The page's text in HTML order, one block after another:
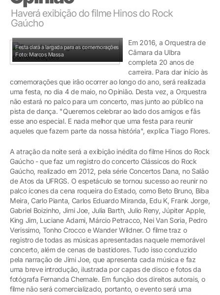
Haverá exibição do filme Hinos do Rock
Gaúcho
Festa dará a largada para as comemorações
Foto: Marcos Massa
Em 2016, a Orquestra de
Câmara da Ulbra
completa 20 anos de
carreira. Para dar início às
comemorações que irão ocorrer ao longo do ano, será realizada
uma festa, no dia 4 de maio, no Opinião. Desta vez, a Orquestra
não estará no palco para um concerto, mas junto ao público na
pista de dança. "Queremos celebrar ao lado dos amigos e fãs
esse ano especial. E nada melhor que uma festa para reunir
aqueles que fazem parte da nossa história", explica Tiago Flores.
A atração da noite será a exibição inédita do filme Hinos do Rock
Gaúcho - que faz um registro do concerto Clássicos do Rock
Gaúcho, realizado em 2012, pela série Concertos Dana, no Salão
de Atos da UFRGS. O espetáculo se tornou sucesso ao reunir no
palco ícones da cena roqueira do Estado, como Beto Bruno, Biba
Meira, Carlo Pianta, Carlos Eduardo Miranda, Edu K, Frank Jorge,
Gabriel Boizinho, Jimi Joe, Julia Barth, Julio Reny, Júpiter Apple,
King Jim, Luciane Adami, Márcio Petracco, Nei Van Soria, Pedro
Verissimo, Tonho Crocco e Wander Wildner. O filme traz o
registro de todas as músicas apresentadas naquele memorável
concerto, além de cenas de bastidores. Tudo isso conduzido
pela narração de Jimi Joe, que apresenta cada música e faz
uma breve introdução, ilustrada por capas de disco e fotos da
fotógrafa Fernanda Chemale. Em função dos direitos autorais, o
filme não será comercializado, portanto, o evento será uma